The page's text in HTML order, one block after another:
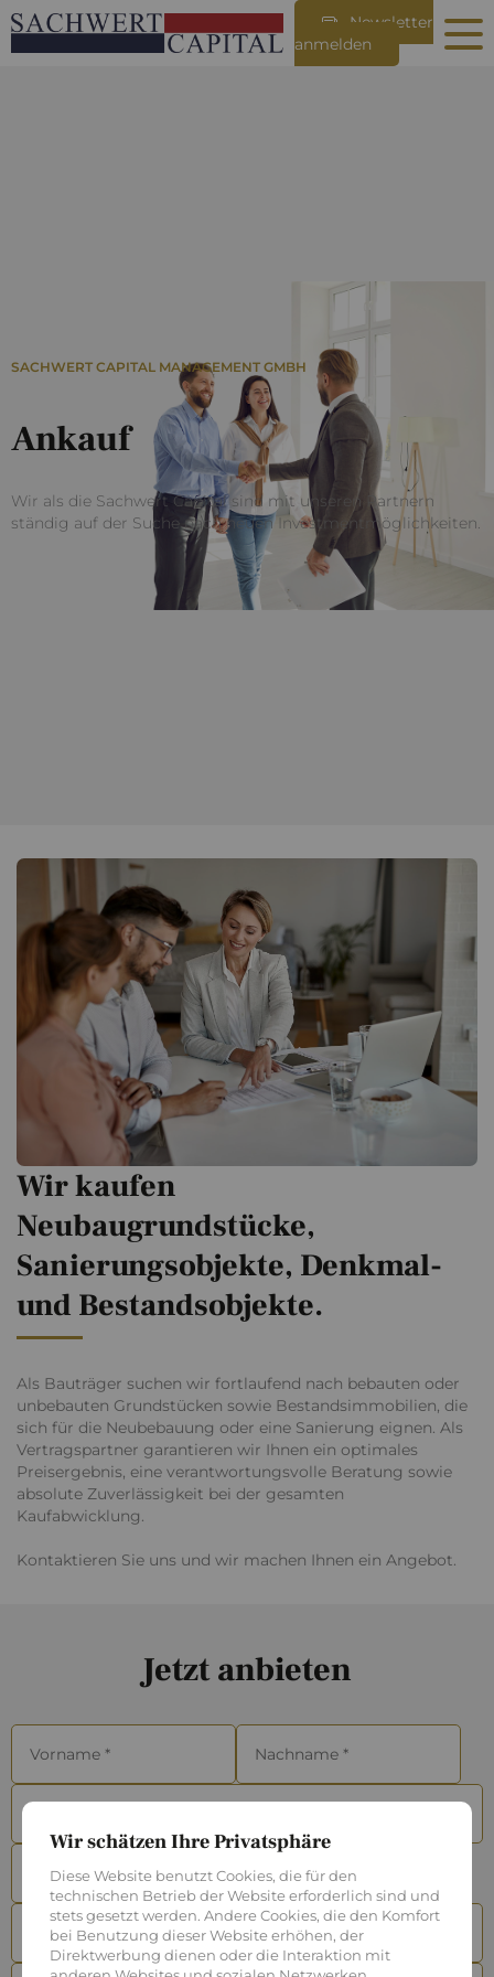
Wir schätzen Ihre Privatsphäre
Diese Website benutzt Cookies, die für den
technischen Betrieb der Website erforderlich sind und
stets gesetzt werden. Andere Cookies, die den Komfort
bei Benutzung dieser Website erhöhen, der
Direktwerbung dienen oder die Interaktion mit
Newsletter
anmelden
SACHWERT CAPITAL MANAGEMENT GMBH
Ankauf
Wir als die Sachwert Capital sind mit unseren Partnern
ständig auf der Suche nach neuen Investmentmöglichkeiten.
Wir kaufen
Neubaugrundstücke,
Sanierungsobjekte, Denkmal-
und Bestandsobjekte.
Als Bauträger suchen wir fortlaufend nach bebauten oder
unbebauten Grundstücken sowie Bestandsimmobilien, die
sich für die Neubebauung oder eine Sanierung eignen. Als
Vertragspartner garantieren wir Ihnen ein optimales
Preisergebnis, eine verantwortungsvolle Beratung sowie
absolute Zuverlässigkeit bei der gesamten
Kaufabwicklung.
Kontaktieren Sie uns und wir machen Ihnen ein Angebot.
Jetzt anbieten